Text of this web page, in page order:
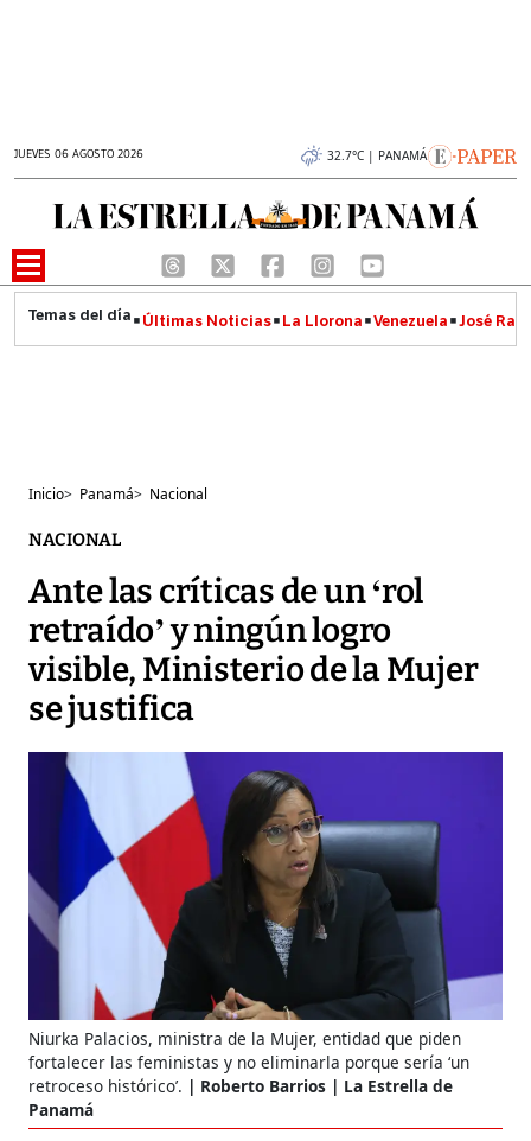
JUEVES 06 AGOSTO 2026 32.7°C | PANAMÁ
Últimas Noticias La Llorona Venezuela José
Inicio> Panamá> Nacional
NACIONAL
Ante las críticas de un ‘rol
retraído’ y ningún logro
visible, Ministerio de la Mujer
se justifica
Niurka Palacios, ministra de la Mujer, entidad que piden
fortalecer las feministas y no eliminarla porque sería ‘un
retroceso histórico’.
Roberto Barrios | La Estrella de
Panamá